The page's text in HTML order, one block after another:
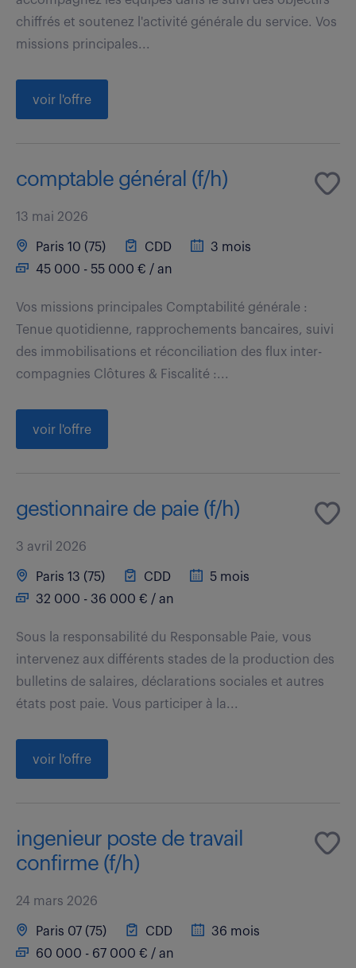
chiffrés et soutenez l'activité générale du service. Vos
missions principales...
voir l'offre
comptable général (f/h)
13 mai 2026
Paris 10 (75) CDD
3 mois
45 000 - 55 000 € / an
Vos missions principales Comptabilité générale :
Tenue quotidienne, rapprochements bancaires, suivi
des immobilisations et réconciliation des flux inter-
compagnies Clôtures & Fiscalité :...
voir l'offre
gestionnaire de paie (f/h)
3 avril 2026
Paris 13 (75) CDD
5 mois
32 000 - 36 000 € / an
Sous la responsabilité du Responsable Paie, vous
intervenez aux différents stades de la production des
bulletins de salaires, déclarations sociales et autres
états post paie. Vous participer à la...
voir l'offre
ingenieur poste de travail
confirme (f/h)
24 mars 2026
Paris 07 (75) CDD
36 mois
60 000 - 67 000 € / an